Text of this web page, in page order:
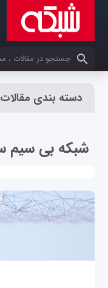
کلمات کلیدی خود را
دسته بندی مقالات
شبکه بی سیم